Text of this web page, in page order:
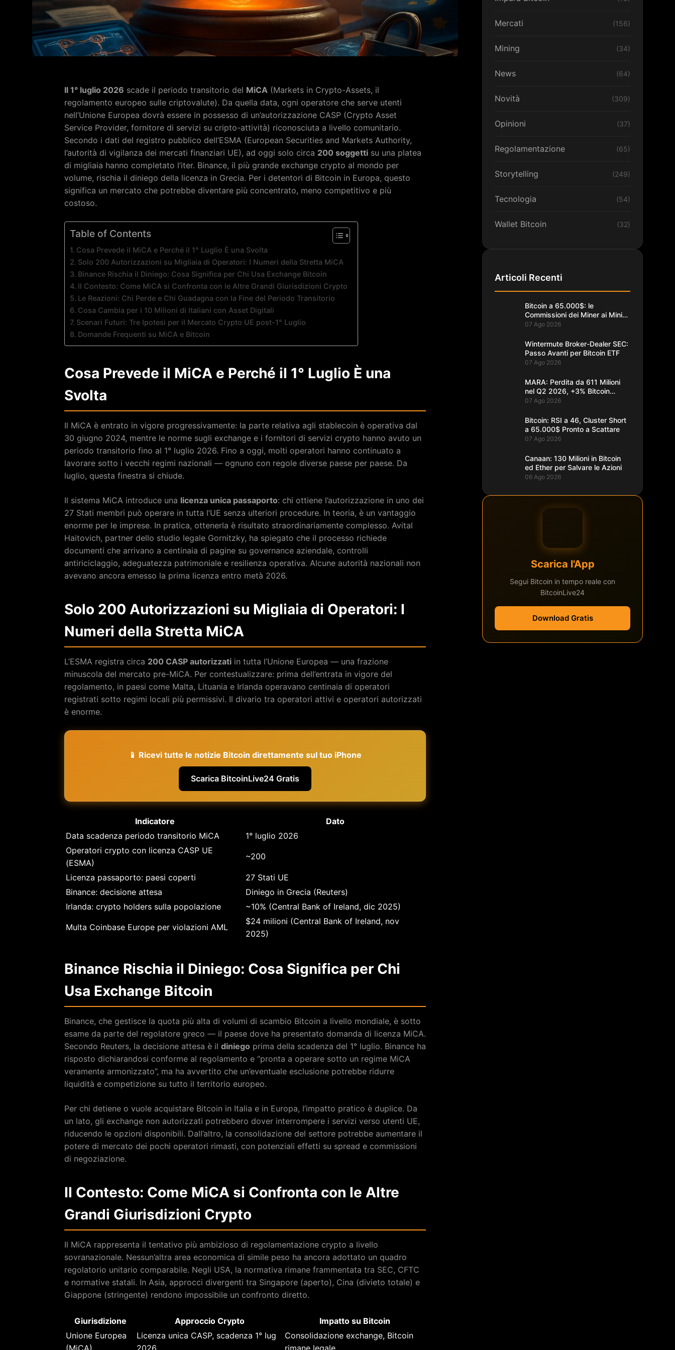
Il 1° luglio 2026 scade il periodo transitorio del MiCA (Markets in Crypto-Assets, il
regolamento europeo sulle criptovalute). Da quella data, ogni operatore che serve utenti
nell’Unione Europea dovrà essere in possesso di un’autorizzazione CASP (Crypto Asset
Service Provider, fornitore di servizi su cripto-attività) riconosciuta a livello comunitario.
Secondo i dati del registro pubblico dell’ESMA (European Securities and Markets Authority,
l’autorità di vigilanza dei mercati finanziari UE), ad oggi solo circa 200 soggetti su una platea
di migliaia hanno completato l’iter. Binance, il più grande exchange crypto al mondo per
volume, rischia il diniego della licenza in Grecia. Per i detentori di Bitcoin in Europa, questo
significa un mercato che potrebbe diventare più concentrato, meno competitivo e più
costoso.
Table of Contents
Cosa Prevede il MiCA e Perché il 1° Luglio È una Svolta
Solo 200 Autorizzazioni su Migliaia di Operatori: I Numeri della Stretta MiCA
Binance Rischia il Diniego: Cosa Significa per Chi Usa Exchange Bitcoin
Il Contesto: Come MiCA si Confronta con le Altre Grandi Giurisdizioni Crypto
Le Reazioni: Chi Perde e Chi Guadagna con la Fine del Periodo Transitorio
Cosa Cambia per i 10 Milioni di Italiani con Asset Digitali
Scenari Futuri: Tre Ipotesi per il Mercato Crypto UE post-1° Luglio
Domande Frequenti su MiCA e Bitcoin
Cosa Prevede il MiCA e Perché il 1° Luglio È una
Svolta
Il MiCA è entrato in vigore progressivamente: la parte relativa agli stablecoin è operativa dal
30 giugno 2024, mentre le norme sugli exchange e i fornitori di servizi crypto hanno avuto un
periodo transitorio fino al 1° luglio 2026. Fino a oggi, molti operatori hanno continuato a
lavorare sotto i vecchi regimi nazionali — ognuno con regole diverse paese per paese. Da
luglio, questa finestra si chiude.
Il sistema MiCA introduce una licenza unica passaporto: chi ottiene l’autorizzazione in uno dei
27 Stati membri può operare in tutta l’UE senza ulteriori procedure. In teoria, è un vantaggio
enorme per le imprese. In pratica, ottenerla è risultato straordinariamente complesso. Avital
Haitovich, partner dello studio legale Gornitzky, ha spiegato che il processo richiede
documenti che arrivano a centinaia di pagine su governance aziendale, controlli
antiriciclaggio, adeguatezza patrimoniale e resilienza operativa. Alcune autorità nazionali non
avevano ancora emesso la prima licenza entro metà 2026.
Solo 200 Autorizzazioni su Migliaia di Operatori: I
Numeri della Stretta MiCA
L’ESMA registra circa 200 CASP autorizzati in tutta l’Unione Europea — una frazione
minuscola del mercato pre-MiCA. Per contestualizzare: prima dell’entrata in vigore del
regolamento, in paesi come Malta, Lituania e Irlanda operavano centinaia di operatori
registrati sotto regimi locali più permissivi. Il divario tra operatori attivi e operatori autorizzati
è enorme.
📱 Ricevi tutte le notizie Bitcoin direttamente sul tuo iPhone
Scarica BitcoinLive24 Gratis
Indicatore
Dato
Data scadenza periodo transitorio MiCA
1° luglio 2026
Operatori crypto con licenza CASP UE
(ESMA)
~200
Licenza passaporto: paesi coperti
27 Stati UE
Binance: decisione attesa
Diniego in Grecia (Reuters)
Irlanda: crypto holders sulla popolazione
~10% (Central Bank of Ireland, dic 2025)
Multa Coinbase Europe per violazioni AML
$24 milioni (Central Bank of Ireland, nov
2025)
Binance Rischia il Diniego: Cosa Significa per Chi
Usa Exchange Bitcoin
Binance, che gestisce la quota più alta di volumi di scambio Bitcoin a livello mondiale, è sotto
esame da parte del regolatore greco — il paese dove ha presentato domanda di licenza MiCA.
Secondo Reuters, la decisione attesa è il diniego prima della scadenza del 1° luglio. Binance ha
risposto dichiarandosi conforme al regolamento e “pronta a operare sotto un regime MiCA
veramente armonizzato”, ma ha avvertito che un’eventuale esclusione potrebbe ridurre
liquidità e competizione su tutto il territorio europeo.
Per chi detiene o vuole acquistare Bitcoin in Italia e in Europa, l’impatto pratico è duplice. Da
un lato, gli exchange non autorizzati potrebbero dover interrompere i servizi verso utenti UE,
riducendo le opzioni disponibili. Dall’altro, la consolidazione del settore potrebbe aumentare il
potere di mercato dei pochi operatori rimasti, con potenziali effetti su spread e commissioni
di negoziazione.
Il Contesto: Come MiCA si Confronta con le Altre
Grandi Giurisdizioni Crypto
Il MiCA rappresenta il tentativo più ambizioso di regolamentazione crypto a livello
sovranazionale. Nessun’altra area economica di simile peso ha ancora adottato un quadro
regolatorio unitario comparabile. Negli USA, la normativa rimane frammentata tra SEC, CFTC
e normative statali. In Asia, approcci divergenti tra Singapore (aperto), Cina (divieto totale) e
Giappone (stringente) rendono impossibile un confronto diretto.
Giurisdizione Approccio Crypto
Impatto su Bitcoin
Unione Europea
(MiCA)
Licenza unica CASP, scadenza 1° lug
2026
Consolidazione exchange, Bitcoin
rimane legale
Mercati (156)
Mining (34)
News (64)
Novità (309)
Opinioni (37)
Regolamentazione (65)
Storytelling (249)
Tecnologia (54)
Wallet Bitcoin (32)
Articoli Recenti
Bitcoin a 65.000$: le
Commissioni dei Miner ai Minimi
da un Decennio
07 Ago 2026
Wintermute Broker-Dealer SEC:
Passo Avanti per Bitcoin ETF
07 Ago 2026
MARA: Perdita da 611 Milioni
nel Q2 2026, +3% Bitcoin
Minati
07 Ago 2026
Bitcoin: RSI a 46, Cluster Short
a 65.000$ Pronto a Scattare
07 Ago 2026
Canaan: 130 Milioni in Bitcoin
ed Ether per Salvare le Azioni
06 Ago 2026
Scarica l'App
Segui Bitcoin in tempo reale con
BitcoinLive24
Download Gratis